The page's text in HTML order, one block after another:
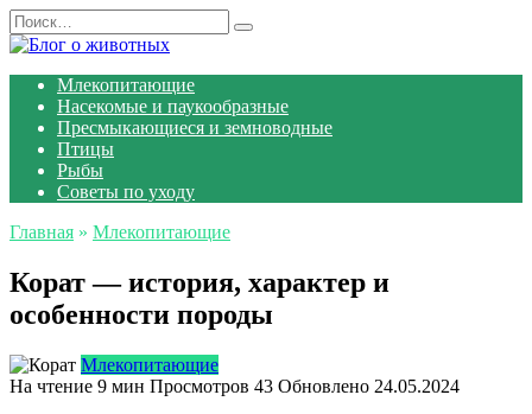
Перейти
к
Search
for:
Млекопитающие
Насекомые и паукообразные
Пресмыкающиеся и земноводные
Птицы
Рыбы
Советы по уходу
Главная » Млекопитающие
Корат — история, характер и
особенности породы
Млекопитающие
На чтение 9 мин Просмотров 43 Обновлено 24.05.2024